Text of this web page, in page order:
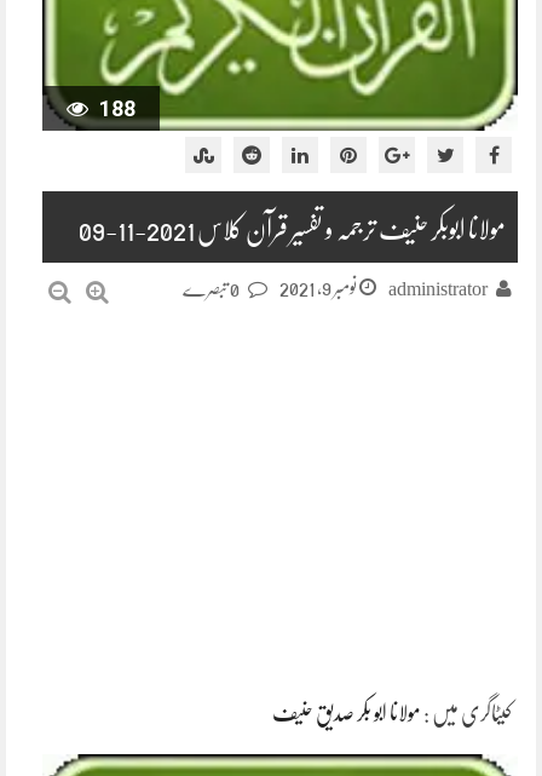
188
مولانا ابوبکر حنیف ترجمہ و تفسیر قرآن کلاس 2021-11-09
administrator نومبر 9, 2021
کیٹاگری میں : مولانا ابو بکر صدیق حنیف